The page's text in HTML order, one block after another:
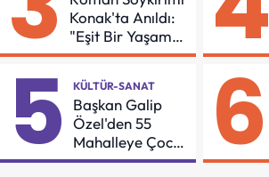
Konak'ta Anıldı:
"Eşit Bir Yaşam
İçin Mücadeleyi
5 KÜLTÜR-SANAT
Başkan Galip
Özel'den 55
Mahalleye Çocuk
Şenliği
6